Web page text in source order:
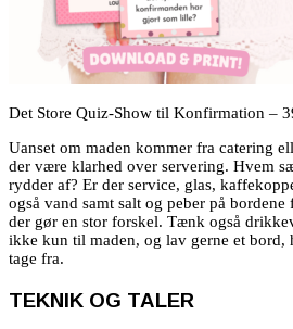
Det Store Quiz-Show til Konfirmation –
Uanset om maden kommer fra catering
der være klarhed over servering. Hvem
rydder af? Er der service, glas,
også vand samt salt og peber på bordene
der gør en stor forskel. Tænk også
ikke kun til maden, og lav gerne et bord,
tage fra.
TEKNIK OG TALER